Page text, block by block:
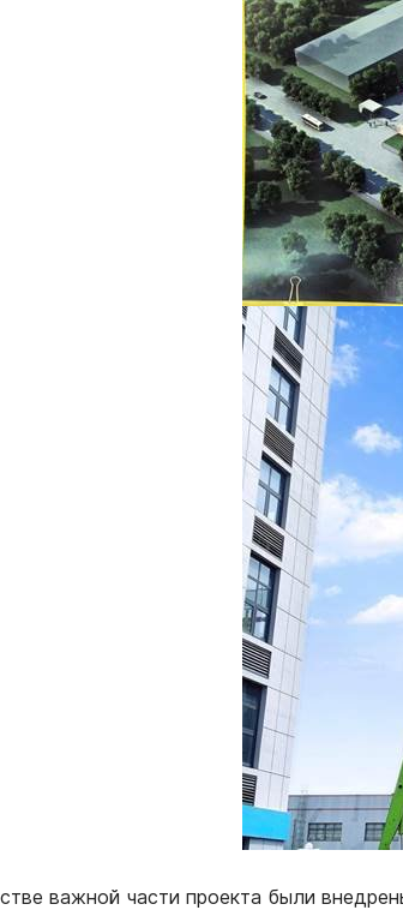
важной части проекта были